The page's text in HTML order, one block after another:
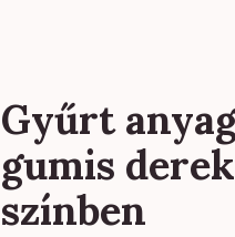
Gyűrt
gumis
színben